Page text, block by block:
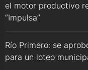
el motor productivo
“Impulsa”
Río Primero: se
para un loteo